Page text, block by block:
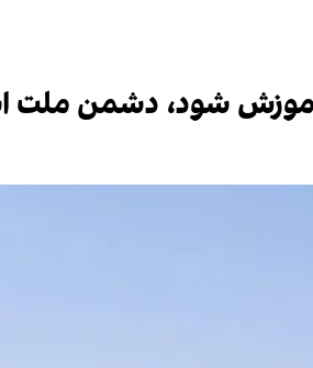
آموزش شود، دشمن